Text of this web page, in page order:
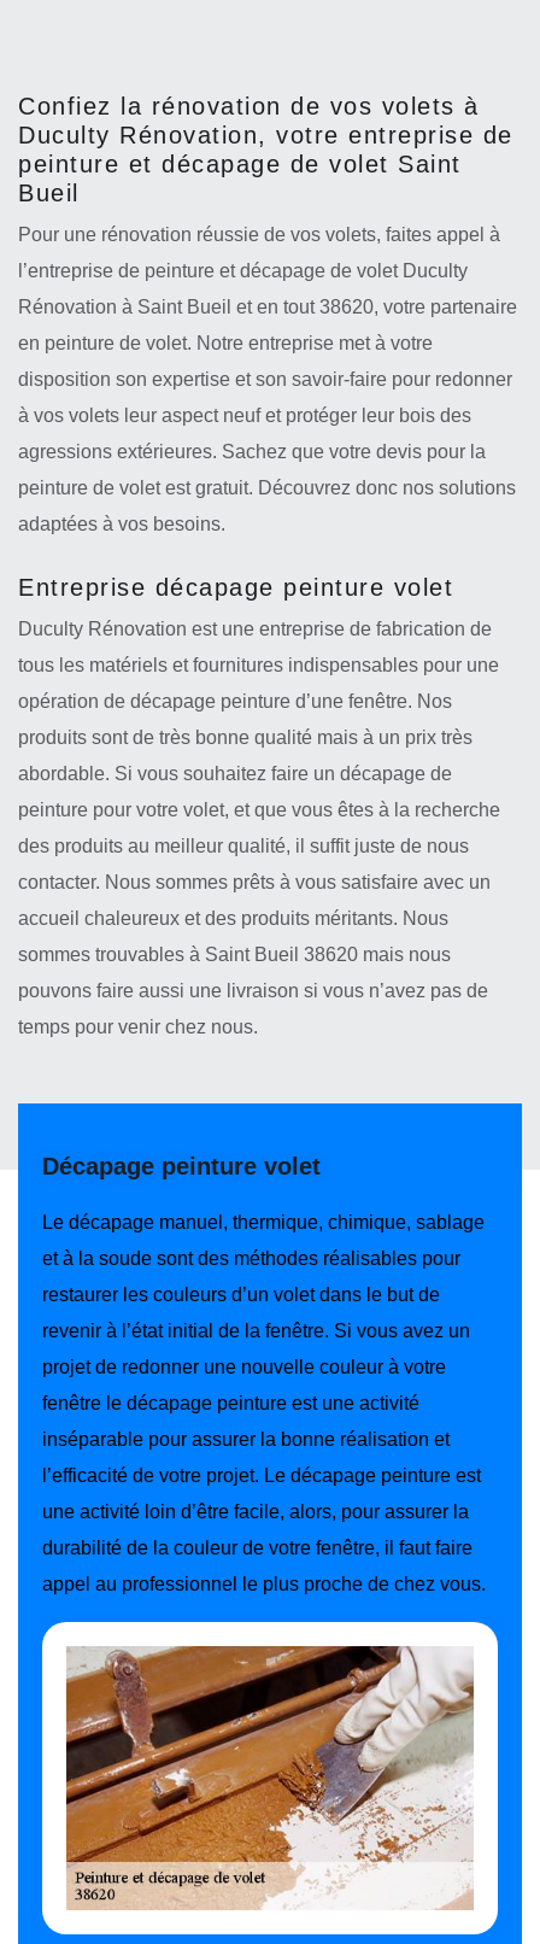
Confiez la rénovation de vos volets à
Duculty Rénovation, votre entreprise de
peinture et décapage de volet Saint
Bueil
Pour une rénovation réussie de vos volets, faites appel à
l’entreprise de peinture et décapage de volet Duculty
Rénovation à Saint Bueil et en tout 38620, votre partenaire
en peinture de volet. Notre entreprise met à votre
disposition son expertise et son savoir-faire pour redonner
à vos volets leur aspect neuf et protéger leur bois des
agressions extérieures. Sachez que votre devis pour la
peinture de volet est gratuit. Découvrez donc nos solutions
adaptées à vos besoins.
Entreprise décapage peinture volet
Duculty Rénovation est une entreprise de fabrication de
tous les matériels et fournitures indispensables pour une
opération de décapage peinture d’une fenêtre. Nos
produits sont de très bonne qualité mais à un prix très
abordable. Si vous souhaitez faire un décapage de
peinture pour votre volet, et que vous êtes à la recherche
des produits au meilleur qualité, il suffit juste de nous
contacter. Nous sommes prêts à vous satisfaire avec un
accueil chaleureux et des produits méritants. Nous
sommes trouvables à Saint Bueil 38620 mais nous
pouvons faire aussi une livraison si vous n’avez pas de
temps pour venir chez nous.
Décapage peinture volet
Le décapage manuel, thermique, chimique, sablage
et à la soude sont des méthodes réalisables pour
restaurer les couleurs d’un volet dans le but de
revenir à l’état initial de la fenêtre. Si vous avez un
projet de redonner une nouvelle couleur à votre
fenêtre le décapage peinture est une activité
inséparable pour assurer la bonne réalisation et
l’efficacité de votre projet. Le décapage peinture est
une activité loin d’être facile, alors, pour assurer la
durabilité de la couleur de votre fenêtre, il faut faire
appel au professionnel le plus proche de chez vous.